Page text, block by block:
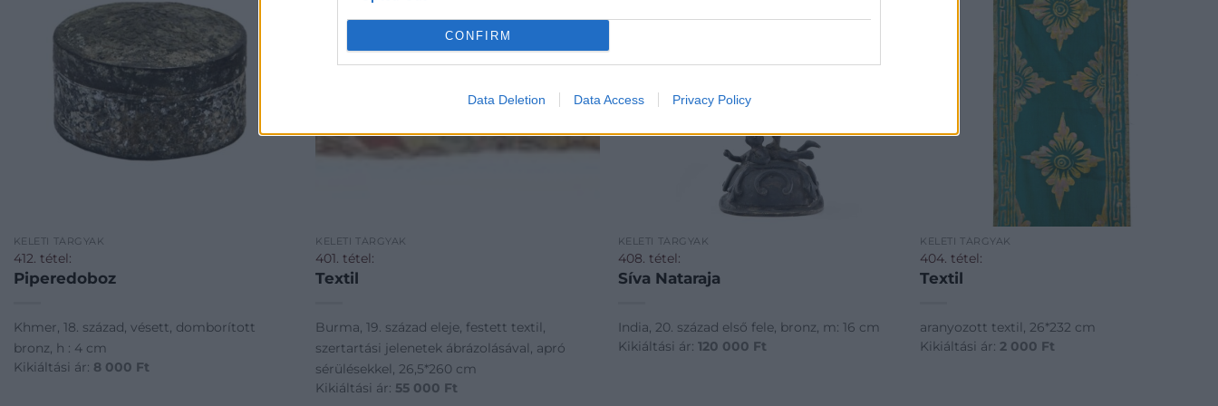
CONFIRM
Data Deletion Data Access Privacy Policy
KELETI TÁRGYAK
412. tétel:
Piperedoboz
Khmer, 18. század, vésett, domborított
bronz, h : 4 cm
Kikiáltási ár: 8 000 Ft
KELETI TÁRGYAK
401. tétel:
Textil
Burma, 19. század eleje, festett textil,
szertartási jelenetek ábrázolásával, apró
sérülésekkel, 26,5*260 cm
Kikiáltási ár: 55 000 Ft
KELETI TÁRGYAK
408. tétel:
Síva Nataraja
India, 20. század első fele, bronz, m: 16 cm
Kikiáltási ár: 120 000 Ft
KELETI TÁRGYAK
404. tétel:
Textil
aranyozott textil, 26*232 cm
Kikiáltási ár: 2 000 Ft